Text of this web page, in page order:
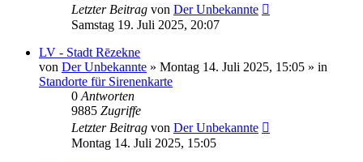
Letzter Beitrag von Der Unbekannte
Samstag 19. Juli 2025, 20:07
LV - Stadt Rēzekne
von Der Unbekannte » Montag 14. Juli 2025, 15:05 » in
Standorte für Sirenenkarte
0 Antworten
9885 Zugriffe
Letzter Beitrag von Der Unbekannte
Montag 14. Juli 2025, 15:05